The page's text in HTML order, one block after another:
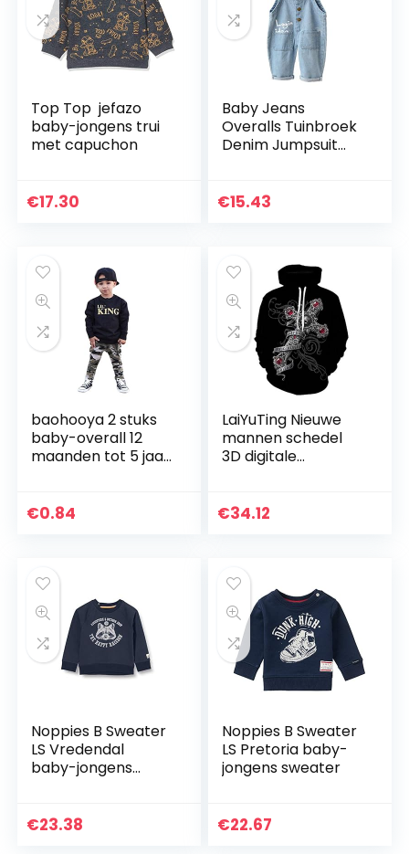
Top Top jefazo
baby-jongens trui
met capuchon
€17.30
Baby Jeans
Overalls Tuinbroek
Denim Jumpsuit
Gedrukt Kleding
€15.43
baohooya 2 stuks
baby-overall 12
maanden tot 5 jaar,
T-shirt + broek,
€0.84
LaiYuTing Nieuwe
mannen schedel
3D digitale
vrouwen Hooded
€34.12
Noppies B Sweater
LS Vredendal
baby-jongens
€23.38
Noppies B Sweater
LS Pretoria baby-
jongens sweater
€22.67